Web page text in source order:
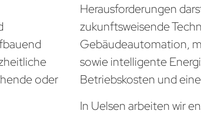
oder
Herausforderungen
zukunftsweisende
Gebäudeautomation,
sowie intelligente
Betriebskosten und
In Uelsen arbeiten wir